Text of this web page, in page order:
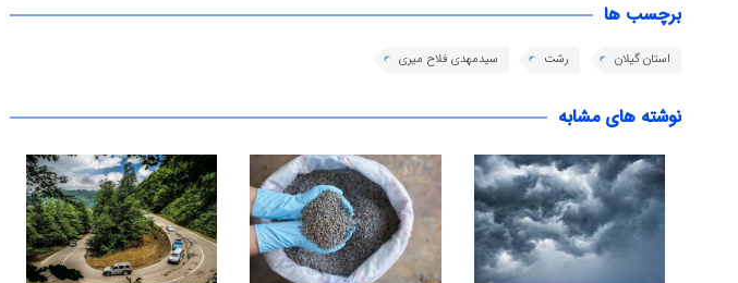
برچسب ها
استان گیلان رشت سیدمهدی فلاح میری
نوشته های مشابه